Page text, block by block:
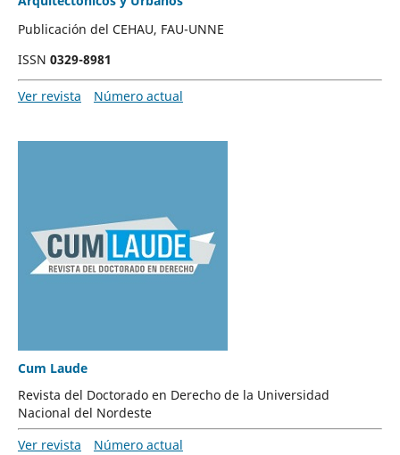
Publicación del CEHAU, FAU-UNNE
ISSN 0329-8981
Ver revista Número actual
Cum Laude
Revista del Doctorado en Derecho de la Universidad
Nacional del Nordeste
Ver revista
Número actual